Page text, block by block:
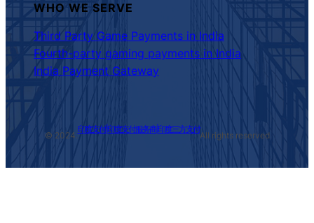
WHO WE SERVE
Third Party Game Payments in India
Fourth-party gaming payments in India
India Payment Gateway
© 2024.
印度支付|印度支付服务商|印度三方支付
All rights reserved